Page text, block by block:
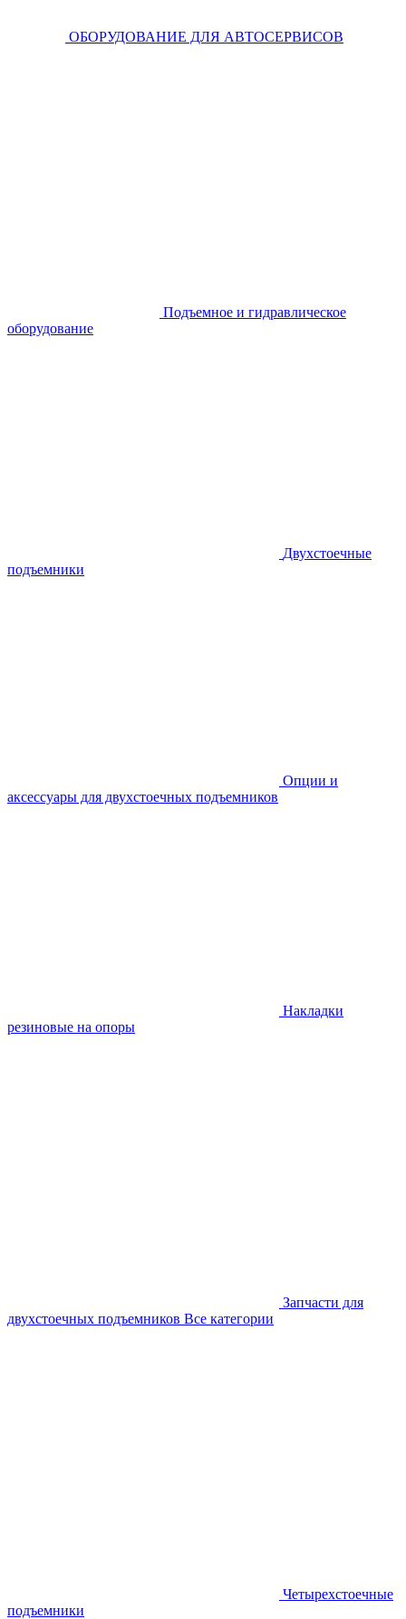
ОБОРУДОВАНИЕ ДЛЯ АВТОСЕРВИСОВ
Подъемное и гидравлическое
оборудование
Двухстоечные
подъемники
Опции и
аксессуары для двухстоечных подъемников
Накладки
резиновые на опоры
Запчасти для
двухстоечных подъемников Все категории
Четырехстоечные
подъемники